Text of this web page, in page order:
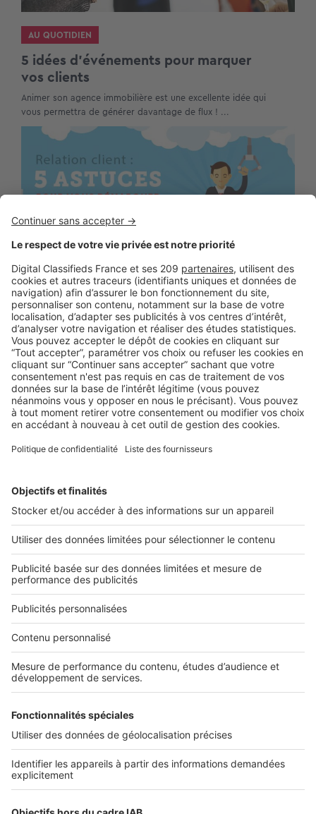
AU QUOTIDIEN
5 idées d’événements pour marquer
vos clients
Animer son agence immobilière est une excellente idée qui
vous permettra de générer davantage de flux ! ...
LE MARCHÉ,LES INFOGRAPHIES
Infographie relation client : 5 astuces
pour vous démarquer
La qualité de la relation client est un atout décisif pour une
agence immobilière souhaitant se distinguer ...
2 rue des Italiens 75009 Paris
01 53 38 80 00
Nos solutions pro
Actualités pro
Nous contacter